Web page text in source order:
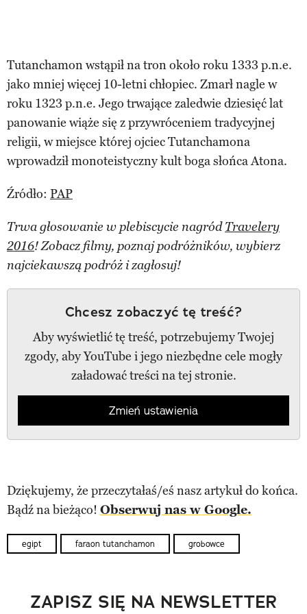
Tutanchamon wstąpił na tron około roku 1333 p.n.e.
jako mniej więcej 10-letni chłopiec. Zmarł nagle w
roku 1323 p.n.e. Jego trwające zaledwie dziesięć lat
panowanie wiąże się z przywróceniem tradycyjnej
religii, w miejsce której ojciec Tutanchamona
wprowadził monoteistyczny kult boga słońca Atona.
Źródło: PAP
Trwa głosowanie w plebiscycie nagródTravelery
2016! Zobacz filmy, poznaj podróżników, wybierz
najciekawszą podróż i zagłosuj!
Chcesz zobaczyć tę treść?
Aby wyświetlić tę treść, potrzebujemy Twojej
zgody, aby YouTube i jego niezbędne cele mogły
załadować treści na tej stronie.
Zmień ustawienia
Dziękujemy, że przeczytałaś/eś nasz artykuł do końca.
Bądź na bieżąco! Obserwuj nas w Google.
egipt faraon tutanchamon grobowce
ZAPISZ SIĘ NA NEWSLETTER